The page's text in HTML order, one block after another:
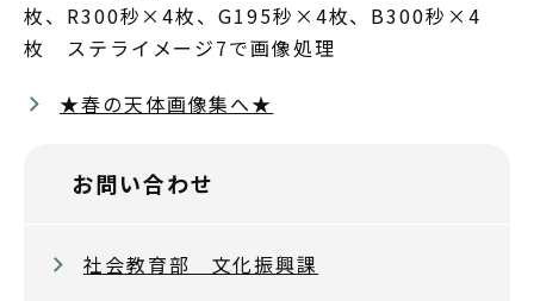
枚、R300秒×4枚、G195秒×4枚、B300秒×4
枚 ステライメージ7で画像処理
★春の天体画像集へ★
お問い合わせ
社会教育部 文化振興課